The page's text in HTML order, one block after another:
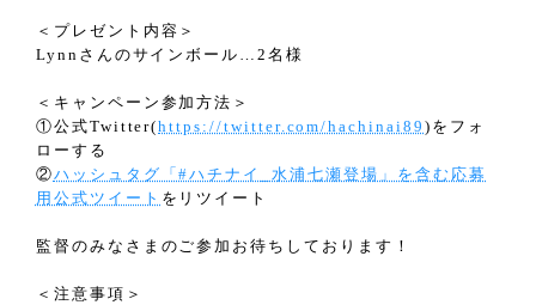
＜プレゼント内容＞
Lynnさんのサインボール…2名様
＜キャンペーン参加方法＞
①公式Twitter(https://twitter.com/hachinai89 )をフォ
ローする
②ハッシュタグ「#ハチナイ_水浦七瀬登場」を含む応募
用公式ツイート をリツイート
監督のみなさまのご参加お待ちしております！
＜注意事項＞